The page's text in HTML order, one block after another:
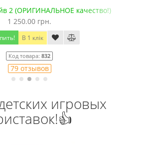
2 (ОРИГИНАЛЬНОЕ качество!)
1 250.00 грн.
В 1 клік
Код товара: 832
79 отзывов
игровых